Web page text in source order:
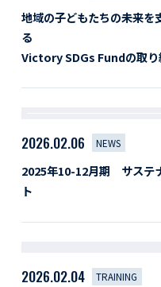
地域の子どもたちの未来を
る 子ども食
Victory SDGs Fundの取り
2026.02.06 NEWS
2025年10-12月期 サステ
ト
2026.02.04 TRAINING